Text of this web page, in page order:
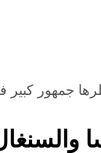
جمهور